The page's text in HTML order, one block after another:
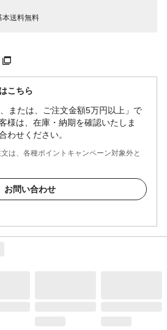
本送料無料
こちら
または、ご注文金額5万円以上」で
様は、在庫・納期を確認いたしま
わせください。
は、各種ポイントキャンペーン対象外と
お問い合わせ